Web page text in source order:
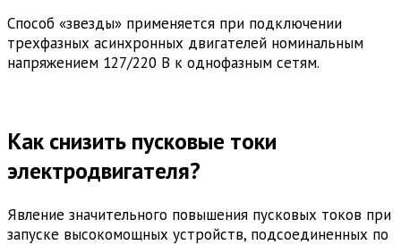
Способ «звезды» применяется при подключении
трехфазных асинхронных двигателей номинальным
напряжением 127/220 В к однофазным сетям.
Как снизить пусковые токи
электродвигателя?
Явление значительного повышения пусковых токов при
запуске высокомощных устройств, подсоединенных по